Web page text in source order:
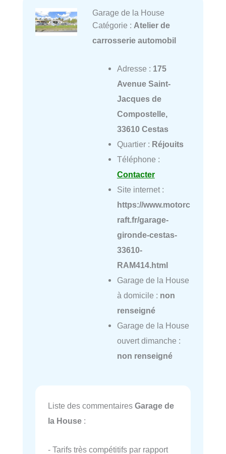
Garage de la House
Catégorie : Atelier de
carrosserie automobil
Adresse : 175
Avenue Saint-
Jacques de
Compostelle,
33610 Cestas
Quartier : Réjouits
Téléphone :
Contacter
Site internet :
https://www.motorc
raft.fr/garage-
gironde-cestas-
33610-
RAM414.html
Garage de la House
à domicile : non
renseigné
Garage de la House
ouvert dimanche :
non renseigné
Liste des commentaires Garage de
la House :
- Tarifs très compétitifs par rapport